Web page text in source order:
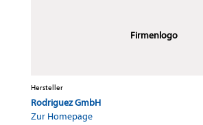
Firmenlogo
Hersteller
Rodriguez GmbH
Zur Homepage